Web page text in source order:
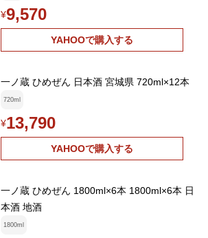
¥9,570
YAHOOで購入する
一ノ蔵 ひめぜん 日本酒 宮城県 720ml×12本
720ml
¥13,790
YAHOOで購入する
一ノ蔵 ひめぜん 1800ml×6本 1800ml×6本 日
本酒 地酒
1800ml